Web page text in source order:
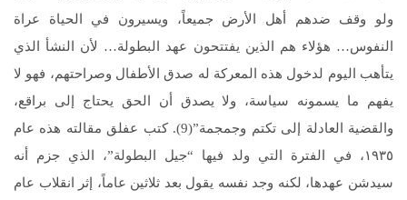
ولو وقف ضدهم أهل الأرض جميعاً، ويسيرون في الحياة عراة
النفوس… هؤلاء هم الذين يفتتحون عهد البطولة… لأن النشأ الذي
يتأهب اليوم لدخول هذه المعركة له صدق الأطفال وصراحتهم، فهو لا
يفهم ما يسمونه سياسة، ولا يصدق أن الحق يحتاج إلى براقع،
والقضية العادلة إلى تكتم وجمجمة”(9). كتب عفلق مقالته هذه عام
١٩٣٥، في الفترة التي ولد فيها “جيل البطولة”، الذي جزم أنه
سيدشن عهدها، لكنه وجد نفسه يقول بعد ثلاثين عاماً، إثر انقلاب عام